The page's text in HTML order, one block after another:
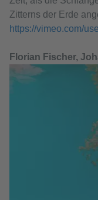
Zitterns der Erde
https://vimeo.com/
Florian Fischer,